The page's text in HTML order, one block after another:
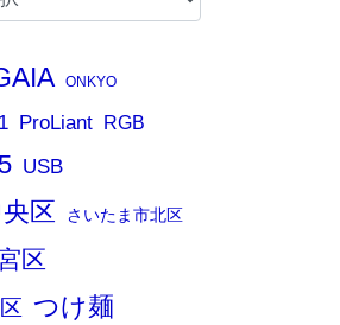
ONKYO
ProLiant RGB
USB
区 さいたま市北区
区
つけ麺